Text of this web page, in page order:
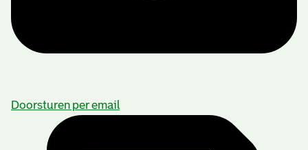
Doorsturen per email